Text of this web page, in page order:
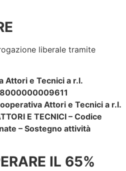
liberale tramite
Attori e Tecnici a r.l.
Attori e Tecnici a r.l.
E TECNICI – Codice
– Sostegno attività
IL 65%